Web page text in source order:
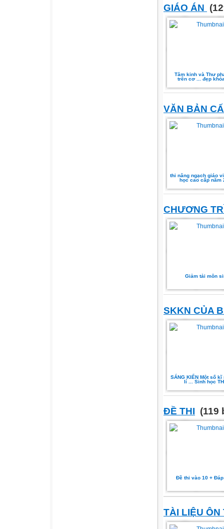
GIÁO ÁN
Tâm kinh và Thư
trên cơ ... đẹp
VĂN BẢN
thi nâng ngạch giáo
học cao cấp năm
CHƯƠNG
Giảm tải môn
SKKN CỦA
SÁNG KIẾN Một số kĩ
lí ... Sinh học
ĐỀ THI (119
Đề thi vào 10 + Đáp
TÀI LIỆU ÔN